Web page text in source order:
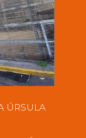
ÚRSULA